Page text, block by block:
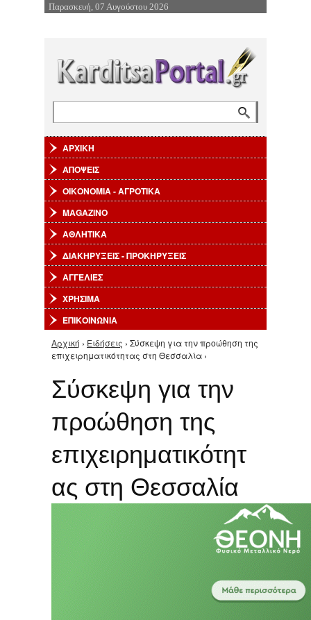
Επιστροφή στην Πλοήγηση
Παρασκευή, 07 Αυγούστου 2026
ΑΡΧΙΚΗ
ΑΠΟΨΕΙΣ
ΟΙΚΟΝΟΜΙΑ - ΑΓΡΟΤΙΚΑ
MAGAZINO
ΑΘΛΗΤΙΚΑ
ΔΙΑΚΗΡΥΞΕΙΣ - ΠΡΟΚΗΡΥΞΕΙΣ
ΑΓΓΕΛΙΕΣ
ΧΡΗΣΙΜΑ
ΕΠΙΚΟΙΝΩΝΙΑ
Είστε εδώ
Αρχική › Ειδήσεις › Σύσκεψη για την προώθηση της
επιχειρηματικότητας στη Θεσσαλία ›
Σύσκεψη για την
προώθηση της
επιχειρηματικότητ
ας στη Θεσσαλία